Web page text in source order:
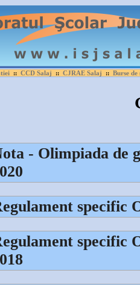
:: CCD Salaj :: CJRAE Salaj :: Burse
- Olimpiada de
specific
specific